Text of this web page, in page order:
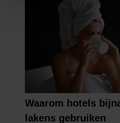
We gebruiken cookies om
personaliseren, om functies
en om ons websiteverkeer te
informatie over uw gebruik
partners voor social media,
partners kunnen deze
informatie die u aan ze heeft
verzameld op basis van uw
gaat akkoord met onze
gebruiken.